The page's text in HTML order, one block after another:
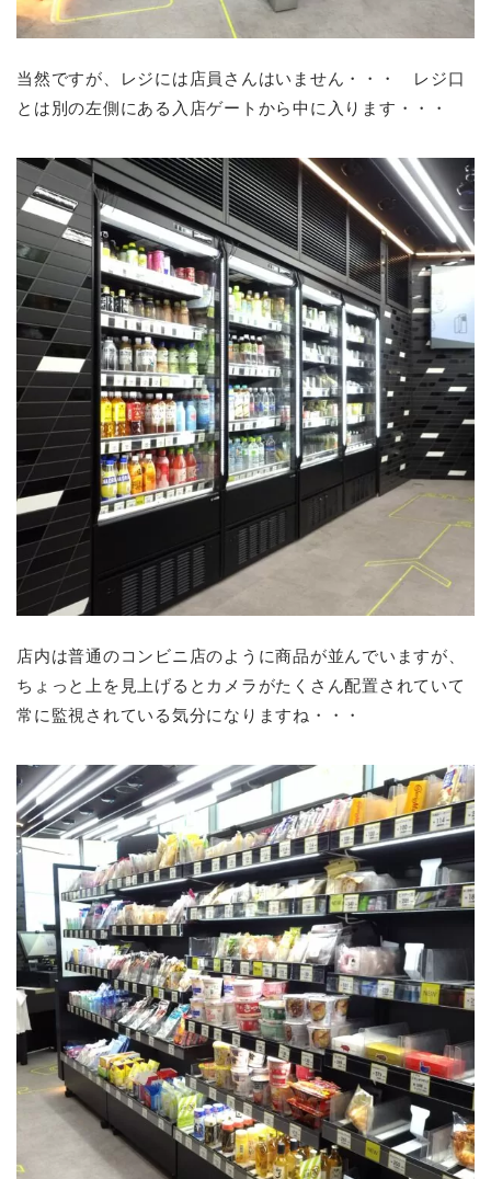
当然ですが、レジには店員さんはいません・・・ レジ口
とは別の左側にある入店ゲートから中に入ります・・・
店内は普通のコンビニ店のように商品が並んでいますが、
ちょっと上を見上げるとカメラがたくさん配置されていて
常に監視されている気分になりますね・・・